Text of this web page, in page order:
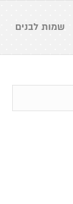
שמות לבנים